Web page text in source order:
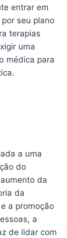
entrar em
seu plano
terapias
uma
médica para
a uma
do
da
da
a promoção
a
de lidar com